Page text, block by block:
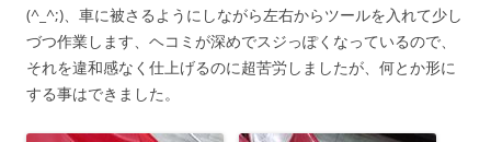
(^_^;)、車に被さるようにしながら左右からツールを入れて少し
づつ作業します、ヘコミが深めでスジっぽくなっているので、
それを違和感なく仕上げるのに超苦労しましたが、何とか形に
する事はできました。